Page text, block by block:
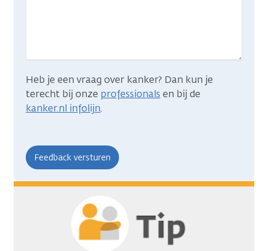
Heb je een vraag over kanker? Dan kun je
terecht bij onze professionals en bij de
kanker.nl infolijn.